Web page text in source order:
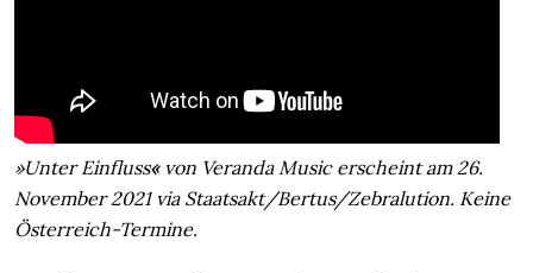
»Unter Einfluss« von Veranda Music erscheint am 26.
November 2021 via Staatsakt/Bertus/Zebralution. Keine
Österreich-Termine.